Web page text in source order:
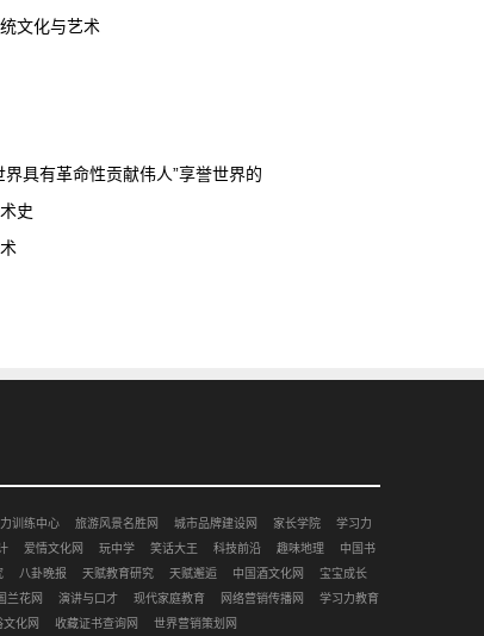
文化与艺术
界具有革命性贡献伟人”享誉世界的
史
训练中心 旅游风景名胜网 城市品牌建设网 家长学院
学习力
爱情文化网 玩中学 笑话大王 科技前沿 趣味地理
中国书
八卦晚报 天赋教育研究 天赋邂逅 中国酒文化网
宝宝成长
兰花网 演讲与口才 现代家庭教育 网络营销传播网
学习力教育
化网 收藏证书查询网 世界营销策划网